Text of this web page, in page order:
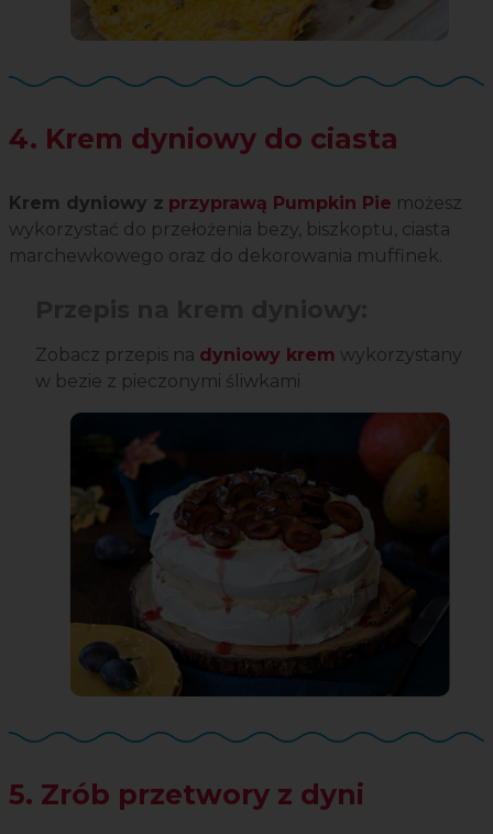
4. Krem dyniowy do ciasta
Krem dyniowy z przyprawą Pumpkin Pie możesz
wykorzystać do przełożenia bezy, biszkoptu, ciasta
marchewkowego oraz do dekorowania muffinek.
Zobacz przepis na dyniowy krem wykorzystany
w bezie z pieczonymi śliwkami
5. Zrób przetwory z dyni